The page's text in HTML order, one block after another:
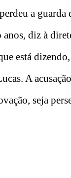
a
diz à
está
A
seja